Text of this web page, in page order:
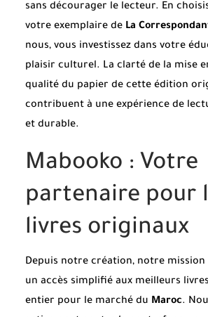
sans décourager le lecteur. En
votre exemplaire de La
nous, vous investissez dans votre
plaisir culturel. La clarté de la mise
qualité du papier de cette édition
contribuent à une expérience de
et durable.
Mabooko : Votre
partenaire pour
livres originaux
Depuis notre création, notre
un accès simplifié aux meilleurs
entier pour le marché du Maroc.